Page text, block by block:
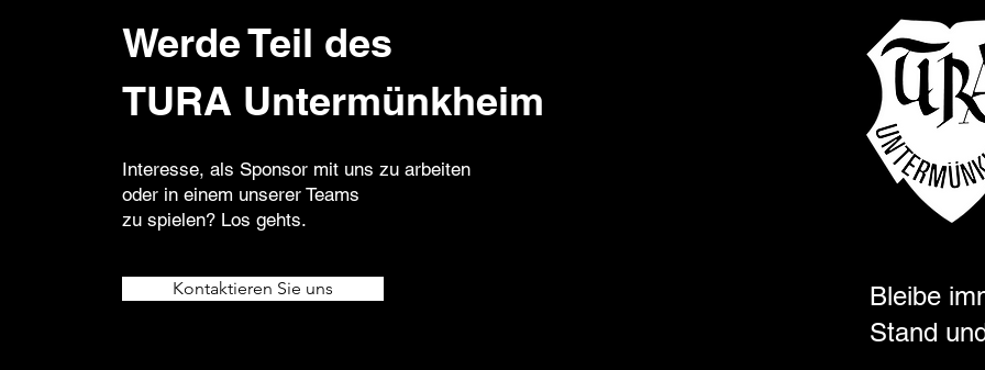
Werde Teil des
TURA Untermünkheim
Interesse, als Sponsor mit uns zu arbeiten
oder in einem unserer Teams
zu spielen? Los gehts.
Kontaktieren Sie uns
Bleibe
Stand